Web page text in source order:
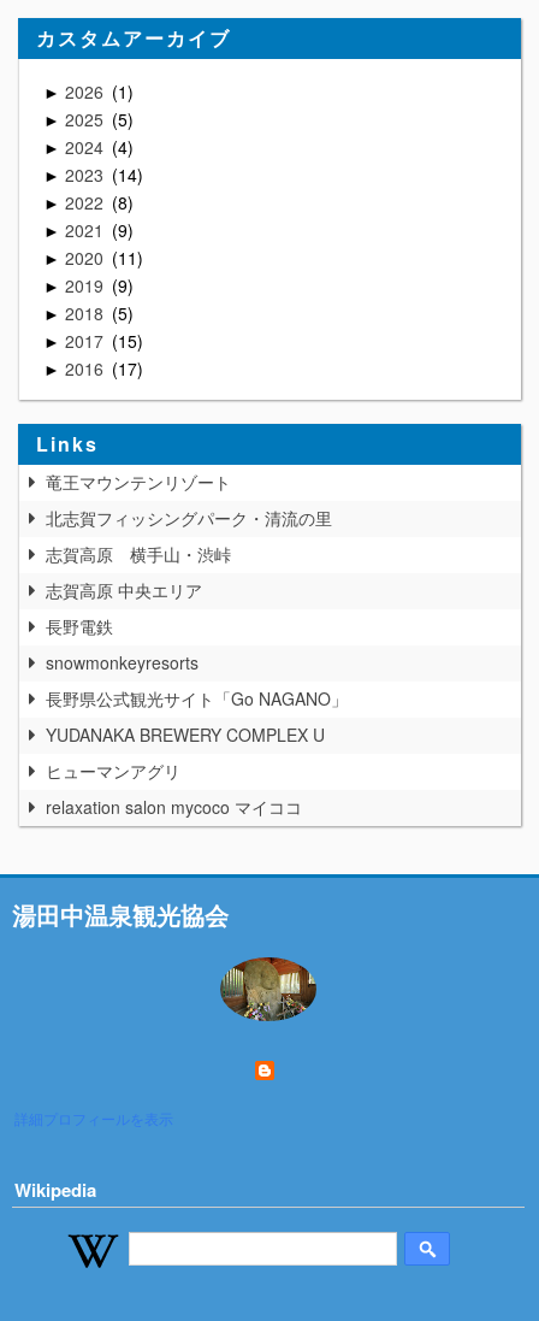
カスタムアーカイブ
► 2026 1
► 2025 5
► 2024 4
► 2023 14
► 2022 8
► 2021 9
► 2020 11
► 2019 9
► 2018 5
► 2017 15
► 2016 17
Links
竜王マウンテンリゾート
北志賀フィッシングパーク・清流の里
志賀高原 横手山・渋峠
志賀高原 中央エリア
長野電鉄
snowmonkeyresorts
長野県公式観光サイト「Go NAGANO」
YUDANAKA BREWERY COMPLEX U
ヒューマンアグリ
relaxation salon mycoco マイココ
湯田中温泉観光協会
詳細プロフィールを表示
Wikipedia